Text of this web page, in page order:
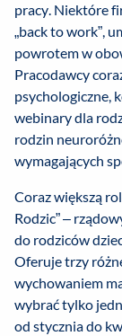
pracy. Niektóre
„back to work”,
powrotem w
Pracodawcy
psychologiczne,
webinary dla
rodzin
wymagających
Coraz większą
Rodzic” –
do rodziców
Oferuje trzy
wychowaniem
wybrać tylko
od stycznia do